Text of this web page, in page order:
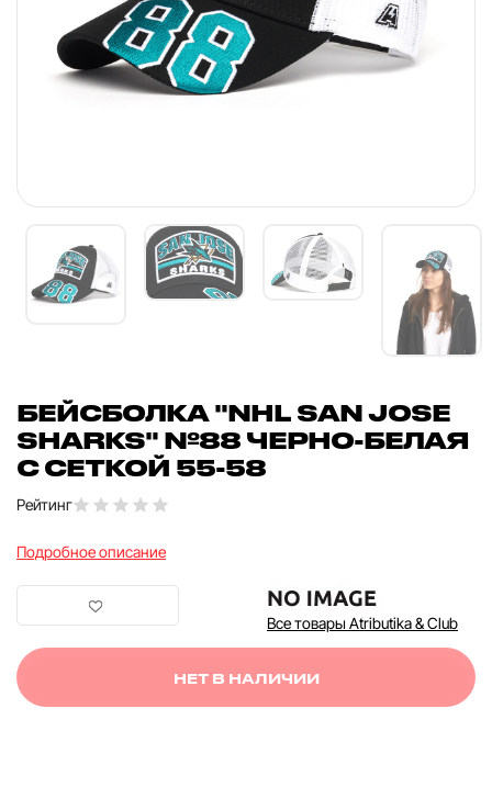
БЕЙСБОЛКА "NHL SAN JOSE
SHARKS" №88 ЧЕРНО-БЕЛАЯ
С СЕТКОЙ 55-58
Рейтинг
Подробное описание
Все товары Atributika & Club
НЕТ В НАЛИЧИИ